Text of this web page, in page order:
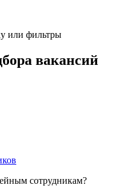
или фильтры
вакансий
сотрудникам?